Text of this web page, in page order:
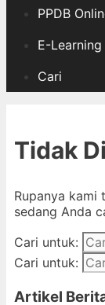
PPDB
E-Learning
Cari
Tidak
Rupanya kami
sedang Anda
Cari untuk:
Cari untuk:
Artikel